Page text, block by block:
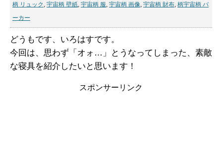
柄 リュック , 宇宙柄 壁紙, 宇宙柄 服, 宇宙柄 画像, 宇宙柄 財布, 柄宇宙柄 パ
ーカー
どうもです、いろはすです。
今回は、思わず「オォ…」とうなってしまった、素敵
な寝具を紹介したいと思います！
スポンサーリンク